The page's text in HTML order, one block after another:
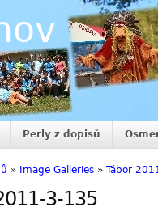
Perly z dopisů
» Image Galleries » Tábor
3-135